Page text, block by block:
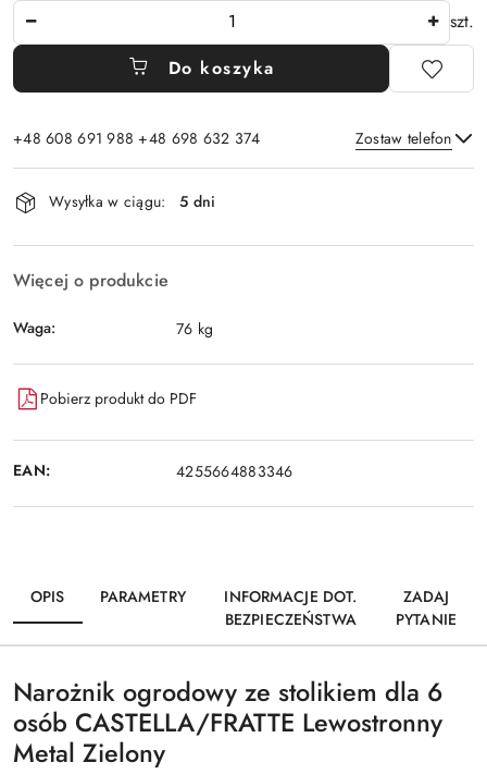
szt.
Do koszyka
+48 608 691 988 +48 698 632 374 Zostaw telefon
Dostępność
i
dostawa
Wysyłka w ciągu: 5 dni
Więcej o produkcie
Waga: 76 kg
Pobierz produkt do PDF
EAN: 4255664883346
OPIS PARAMETRY
INFORMACJE DOT.
BEZPIECZEŃSTWA
ZADAJ
PYTANIE
Narożnik ogrodowy ze stolikiem dla 6
osób CASTELLA/FRATTE Lewostronny
Metal Zielony